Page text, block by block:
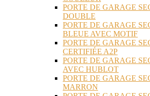
PORTE DE GARAGE
DOUBLE
PORTE DE GARAGE
BLEUE AVEC MOTIF
PORTE DE GARAGE
CERTIFIÉE A2P
PORTE DE GARAGE
AVEC HUBLOT
PORTE DE GARAGE
MARRON